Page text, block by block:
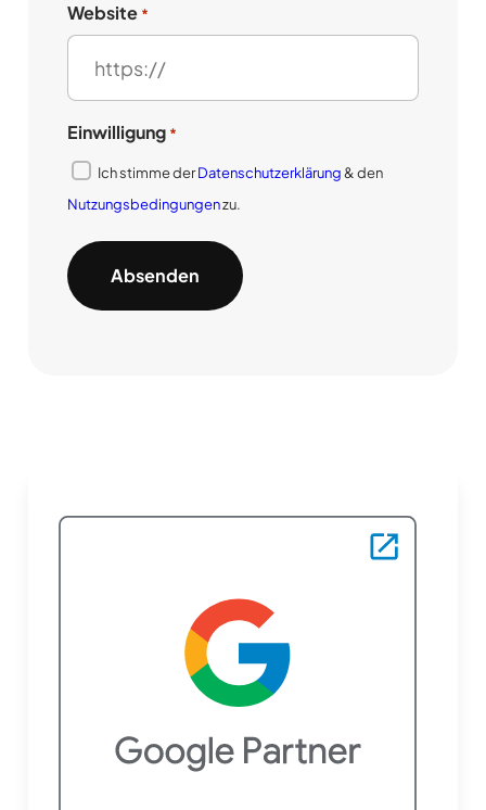
Website *
Einwilligung *
Ich stimme derDatenschutzerklärung& den
Nutzungsbedingungenzu.